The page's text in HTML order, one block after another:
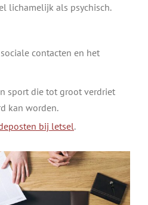
lichamelijk als psychisch.
contacten en het
sport die tot groot verdriet
kan worden.
bij letsel.